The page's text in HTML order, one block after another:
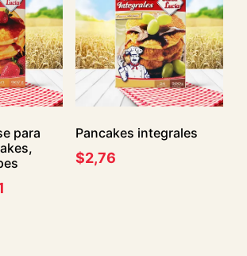
para
Pancakes integrales
$2,76